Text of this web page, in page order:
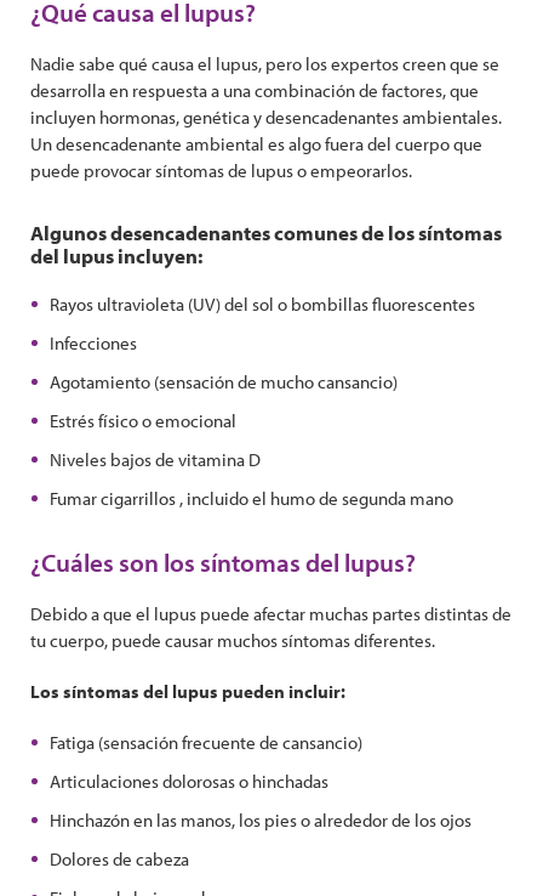
¿Qué causa el lupus?
Nadie sabe qué causa el lupus, pero los expertos creen que se
desarrolla en respuesta a una combinación de factores, que
incluyen hormonas, genética y desencadenantes ambientales.
Un desencadenante ambiental es algo fuera del cuerpo que
puede provocar síntomas de lupus o empeorarlos.
Algunos desencadenantes comunes de los síntomas
del lupus incluyen:
Rayos ultravioleta (UV) del sol o bombillas fluorescentes
Infecciones
Agotamiento (sensación de mucho cansancio)
Estrés físico o emocional
Niveles bajos de vitamina D
Fumar cigarrillos , incluido el humo de segunda mano
¿Cuáles son los síntomas del lupus?
Debido a que el lupus puede afectar muchas partes distintas de
tu cuerpo, puede causar muchos síntomas diferentes.
Los síntomas del lupus pueden incluir:
Fatiga (sensación frecuente de cansancio)
Articulaciones dolorosas o hinchadas
Hinchazón en las manos, los pies o alrededor de los ojos
Dolores de cabeza